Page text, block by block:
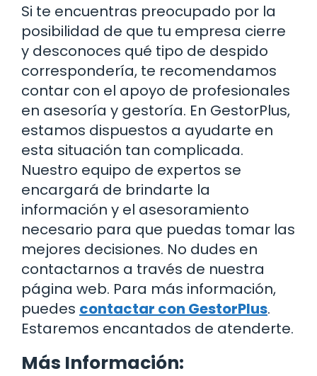
Si te encuentras preocupado por la
posibilidad de que tu empresa cierre
y desconoces qué tipo de despido
correspondería, te recomendamos
contar con el apoyo de profesionales
en asesoría y gestoría. En GestorPlus,
estamos dispuestos a ayudarte en
esta situación tan complicada.
Nuestro equipo de expertos se
encargará de brindarte la
información y el asesoramiento
necesario para que puedas tomar las
mejores decisiones. No dudes en
contactarnos a través de nuestra
página web. Para más información,
puedes contactar con GestorPlus.
Estaremos encantados de atenderte.
Más Información: